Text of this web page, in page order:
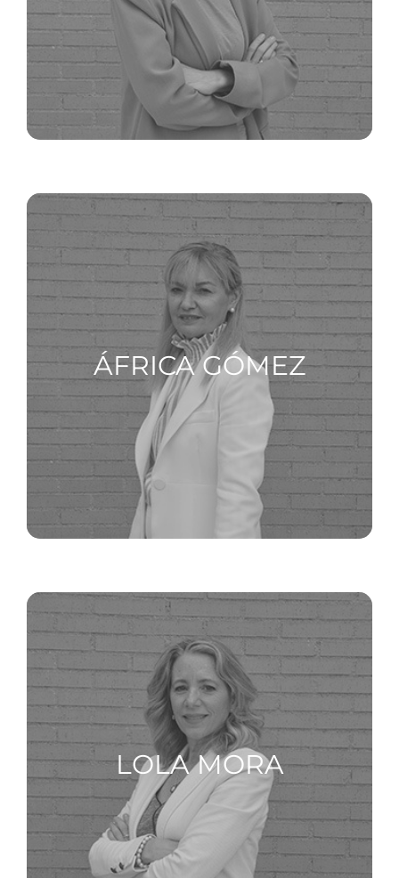
ÁFRICA GÓMEZ
LOLA MORA